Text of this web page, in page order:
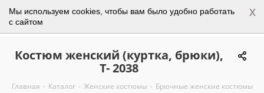
Мы используем cookies, чтобы вам было удобно работать
с сайтом
x
0
Костюм женский (куртка, брюки),
Т- 2038
Главная - Каталог - Женские костюмы - Брючные женские костюмы